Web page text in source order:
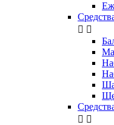
 
 